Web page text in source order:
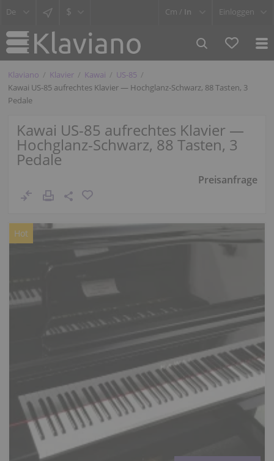
$ Cm / In Einloggen
Klaviano Klavier Kawai
US-85
Kawai US-85 aufrechtes Klavier — Hochglanz-Schwarz, 88 Tasten, 3
Pedale
Kawai US-85 aufrechtes Klavier —
Hochglanz-Schwarz, 88 Tasten, 3
Pedale
Preisanfrage
Hot